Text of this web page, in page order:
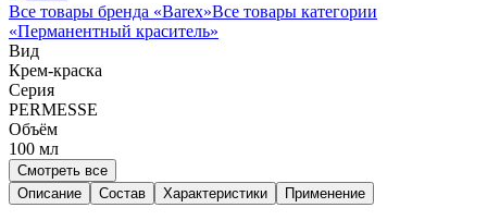
Все товары бренда «Barex»Все товары категории
«Перманентный краситель»
Вид
Крем-краска
Серия
PERMESSE
Объём
100 мл
Смотреть все
Описание
Состав Характеристики Применение